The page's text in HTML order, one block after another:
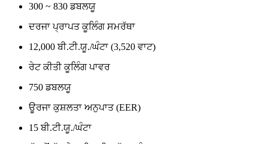
300 ~ 830 ਡਬਲਯੂ
ਦਰਜਾ ਪ੍ਰਾਪਤ ਕੂਲਿੰਗ ਸਮਰੱਥਾ
12,000 ਬੀ.ਟੀ.ਯੂ./ਘੰਟਾ (3,520 ਵਾਟ)
ਰੇਟ ਕੀਤੀ ਕੂਲਿੰਗ ਪਾਵਰ
750 ਡਬਲਯੂ
ਊਰਜਾ ਕੁਸ਼ਲਤਾ ਅਨੁਪਾਤ (EER)
15 ਬੀ.ਟੀ.ਯੂ./ਘੰਟਾ